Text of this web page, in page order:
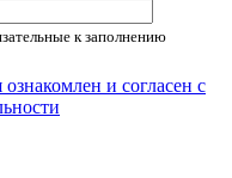
к заполнению
и согласен с